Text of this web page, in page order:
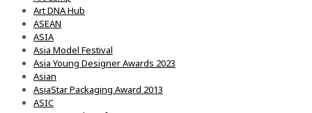
Art DNA Hub
ASEAN
ASIA
Asia Model Festival
Asia Young Designer Awards 2023
Asian
AsiaStar Packaging Award 2013
ASIC